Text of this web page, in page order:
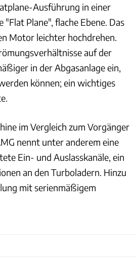
Ausführung in einer
"Flat Plane", flache Ebene. Das
Motor leichter hochdrehen.
auf der
in der Abgasanlage ein,
können; ein wichtiges
im Vergleich zum Vorgänger
nennt unter anderem eine
Ein- und Auslasskanäle, ein
an den Turboladern. Hinzu
mit serienmäßigem